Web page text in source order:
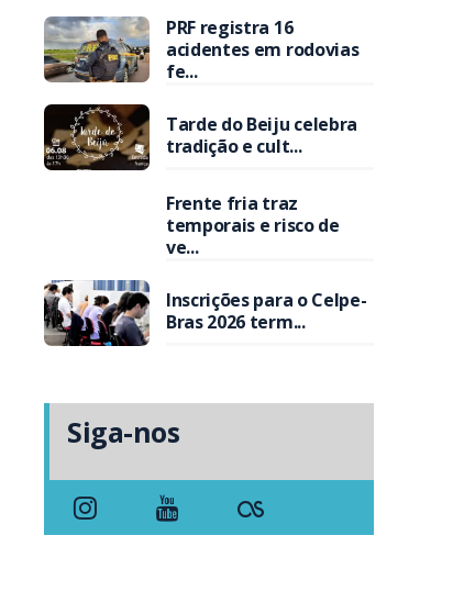
PRF registra 16
acidentes em rodovias
fe...
Tarde do Beiju celebra
tradição e cult...
Frente fria traz
temporais e risco de
ve...
Inscrições para o Celpe-
Bras 2026 term...
Siga-nos